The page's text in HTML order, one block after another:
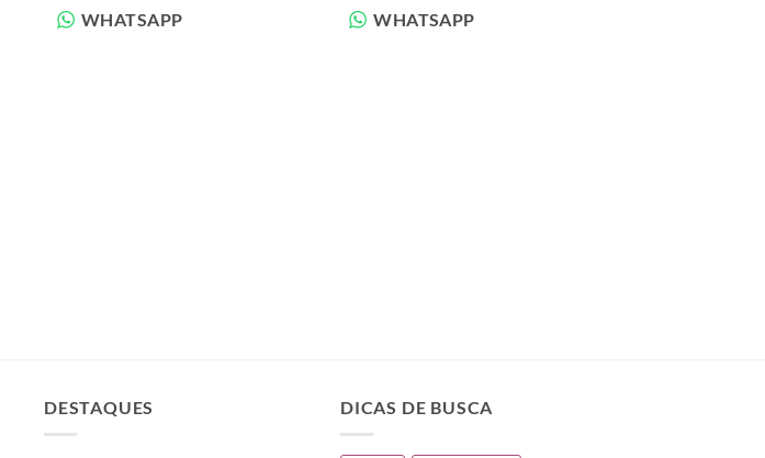
WHATSAPP WHATSAPP
DESTAQUES DICAS DE BUSCA